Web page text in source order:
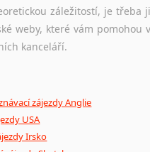
záležitostí, je
weby, které vám
kanceláří.
zájezdy Anglie
USA
Irsko